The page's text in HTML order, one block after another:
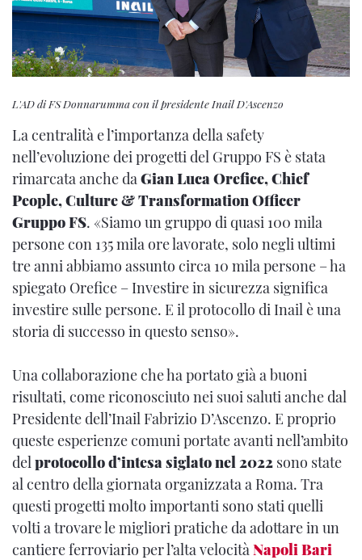
L'AD di FS Donnarumma con il presidente Inail D'Ascenzo
La centralità e l’importanza della safety
nell’evoluzione dei progetti del Gruppo FS è stata
rimarcata anche da Gian Luca Orefice, Chief
People, Culture & Transformation Officer
Gruppo FS. «Siamo un gruppo di quasi 100 mila
persone con 135 mila ore lavorate, solo negli ultimi
tre anni abbiamo assunto circa 10 mila persone – ha
spiegato Orefice – Investire in sicurezza significa
investire sulle persone. E il protocollo di Inail è una
storia di successo in questo senso».
Una collaborazione che ha portato già a buoni
risultati, come riconosciuto nei suoi saluti anche dal
Presidente dell’Inail Fabrizio D’Ascenzo. E proprio
queste esperienze comuni portate avanti nell’ambito
del protocollo d’intesa siglato nel 2022 sono state
al centro della giornata organizzata a Roma. Tra
questi progetti molto importanti sono stati quelli
volti a trovare le migliori pratiche da adottare in un
cantiere ferroviario per l’alta velocità Napoli Bari